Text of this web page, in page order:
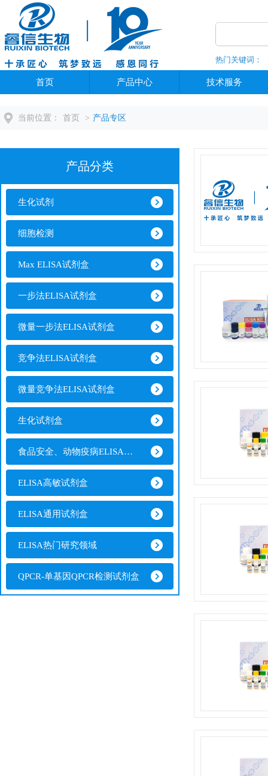
热门关键词：
全部分类
首页 产品中心 技术服务
当前位置： 首页 > 产品专区
产品分类
生化试剂
细胞检测
Max ELISA试剂盒
一步法ELISA试剂盒
微量一步法ELISA试剂盒
竞争法ELISA试剂盒
微量竞争法ELISA试剂盒
生化试剂盒
食品安全、动物疫病ELISA试剂盒
ELISA高敏试剂盒
ELISA通用试剂盒
ELISA热门研究领域
QPCR-单基因QPCR检测试剂盒